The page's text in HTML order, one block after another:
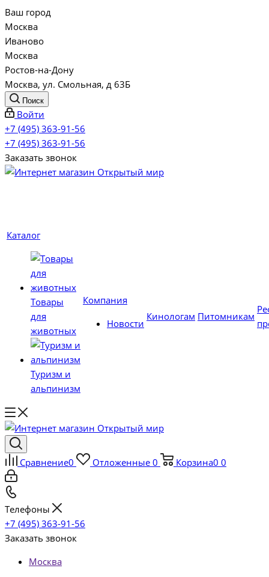
Ваш город
Москва
Иваново
Москва
Ростов-на-Дону
Москва, ул. Смольная, д 63Б
Поиск
Войти
+7 (495) 363-91-56
+7 (495) 363-91-56
Заказать звонок
Каталог
Товары
для
животных
Туризм и
альпинизм
Компания
Новости
Кинологам Питомникам
Сравнение0 Отложенные 0 Корзина0 0
Телефоны
+7 (495) 363-91-56
Заказать звонок
Москва